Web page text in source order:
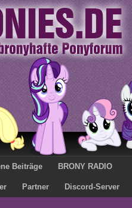
Beiträge BRONY RADIO
Partner Discord-Server